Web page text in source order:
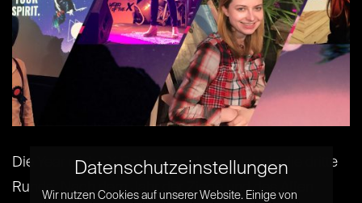
Die Year of the X Reihe ging dieses Jahr in die dritte
Runde: Nach dem Jahr der Ziege und des Affen
Datenschutzeinstellungen
Wir nutzen Cookies auf unserer Website. Einige von